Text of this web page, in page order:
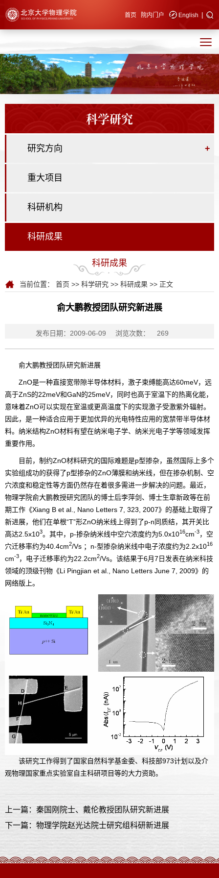
快速导航 首页 院内门户 English |
科学研究
研究方向 +
重大项目
科研机构
科研成果
科研成果
当前位置： 首页 >> 科学研究 >> 科研成果 >> 正文
俞大鹏教授团队研究新进展
发布日期：2009-06-09 浏览次数： 269
俞大鹏教授团队研究新进展
ZnO是一种直接宽带隙半导体材料，激子束缚能高达60meV，远
高于ZnS的22meV和GaN的25meV，同时也高于室温下的热离化能，
意味着ZnO可以实现在室温或更高温度下的实现激子受激紫外辐射。
因此，是一种适合应用于更加优异的光电特性应用的宽禁带半导体材
料。纳米结构ZnO材料有望在纳米电子学、纳米光电子学等领域发挥
重要作用。
目前，制约ZnO材料研究的国际难题是p型掺杂，虽然国际上多个
实验组成功的获得了p型掺杂的ZnO薄膜和纳米线，但在掺杂机制、空
穴浓度和稳定性等方面仍然存在着很多需进一步解决的问题。最近，
物理学院俞大鹏教授研究团队的博士后李萍剑、博士生章新政等在前
期工作《Xiang B et al., Nano Letters 7, 323, 2007》的基础上取得了
新进展，他们在单根“T”形ZnO纳米线上得到了p-n同质结，其开关比
高达2.5x103。其中，p-掺杂纳米线中空穴浓度约为5.0x1016cm-3，空
穴迁移率约为40.4cm2/Vs ；n-型掺杂纳米线中电子浓度约为2.2x1016
cm-3，电子迁移率约为22.2cm2/Vs。该结果于6月7日发表在纳米科技
领域的顶级刊物《Li Pingjian et al., Nano Letters June 7, 2009》的
网络版上。
该研究工作得到了国家自然科学基金委、科技部973计划以及介
观物理国家重点实验室自主科研项目等的大力资助。
上一篇：秦国刚院士、戴伦教授团队研究新进展
下一篇：物理学院赵光达院士研究组科研新进展